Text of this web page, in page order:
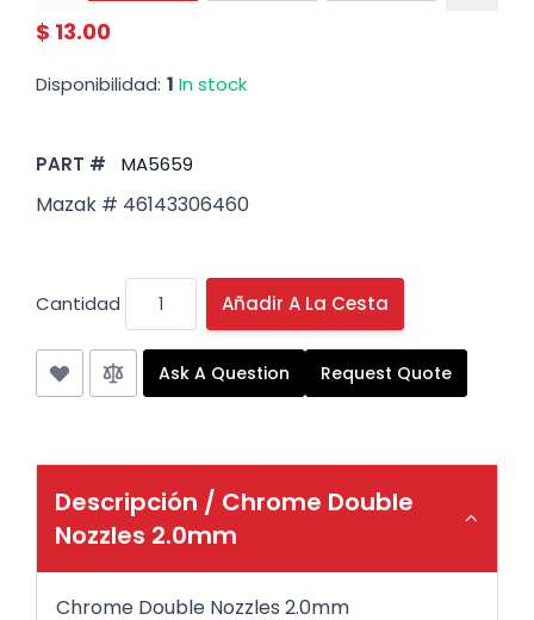
$ 13.00
Disponibilidad: 1 In stock
PART # MA5659
Mazak # 46143306460
Cantidad Añadir A La Cesta
Ask A Question Request Quote
Descripción / Chrome Double
Nozzles 2.0mm
Chrome Double Nozzles 2.0mm